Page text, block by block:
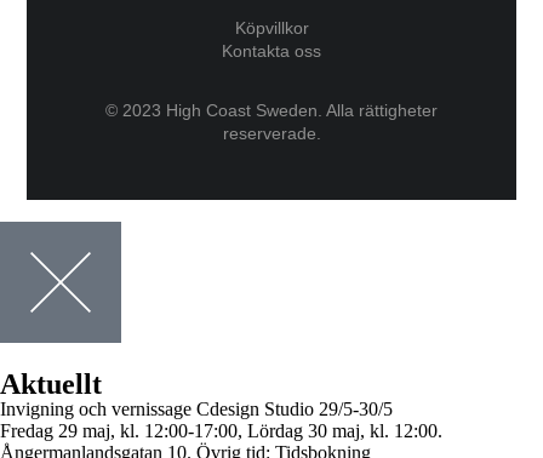
© 2023 High Coast Sweden. Alla rättigheter
reserverade.
Köpvillkor
Kontakta oss
Aktuellt
Invigning och vernissage Cdesign Studio 29/5-30/5
Fredag 29 maj, kl. 12:00-17:00, Lördag 30 maj, kl. 12:00.
Ångermanlandsgatan 10. Övrig tid: Tidsbokning